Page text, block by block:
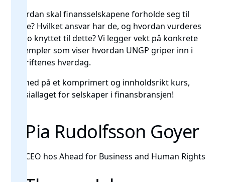
Hvordan skal finansselskapene forholde seg til
dette? Hvilket ansvar har de, og hvordan vurderes
risiko knyttet til dette? Vi legger vekt på konkrete
eksempler som viser hvordan UNGP griper inn i
bedriftenes hverdag.
Bli med på et komprimert og innholdsrikt kurs,
spesiallaget for selskaper i finansbransjen!
Pia Rudolfsson Goyer
CEO hos Ahead for Business and Human Rights